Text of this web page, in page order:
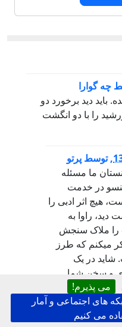
می پذیرم!
های اجتماعی و آمار
می کنیم
چه گوارا
بايد ديد برخورد دو
را با دو انگشت
,توسط پرتو
ما مسئله
در خدمت
هیچ اثر ادبی را
دید، راوا به
را ملاک سنجش
میکنم که طرز
شاید در یک
و سخن شما
چندان